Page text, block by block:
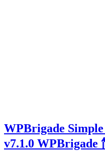
WPBrigade
v7.1.0 WPBrigade